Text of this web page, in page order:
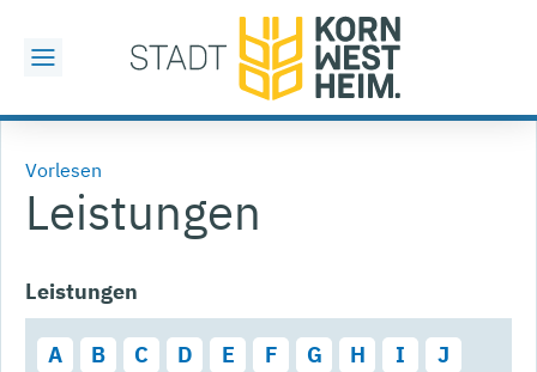
Vorlesen
Leistungen
Leistungen
A B C D E F G H I
J